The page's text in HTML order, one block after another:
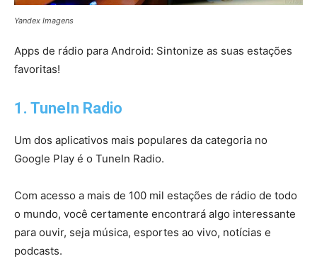
Yandex Imagens
Apps de rádio para Android: Sintonize as suas estações
favoritas!
1. TuneIn Radio
Um dos aplicativos mais populares da categoria no
Google Play é o TuneIn Radio.
Com acesso a mais de 100 mil estações de rádio de todo
o mundo, você certamente encontrará algo interessante
para ouvir, seja música, esportes ao vivo, notícias e
podcasts.